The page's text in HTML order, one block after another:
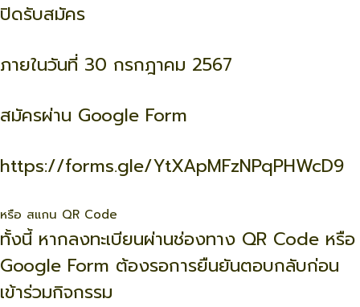
ปิดรับสมัคร
ภายในวันที่ 30 กรกฎาคม 2567
สมัครผ่าน Google Form
https://forms.gle/YtXApMFzNPqPHWcD9
หรือ สแกน QR Code
ทั้งนี้ หากลงทะเบียนผ่านช่องทาง QR Code หรือ
Google Form ต้องรอการยืนยันตอบกลับก่อน
เข้าร่วมกิจกรรม